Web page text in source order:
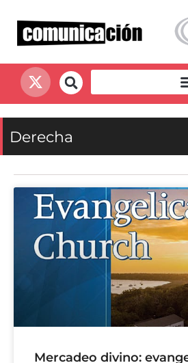
Derecha
Mercadeo divino: